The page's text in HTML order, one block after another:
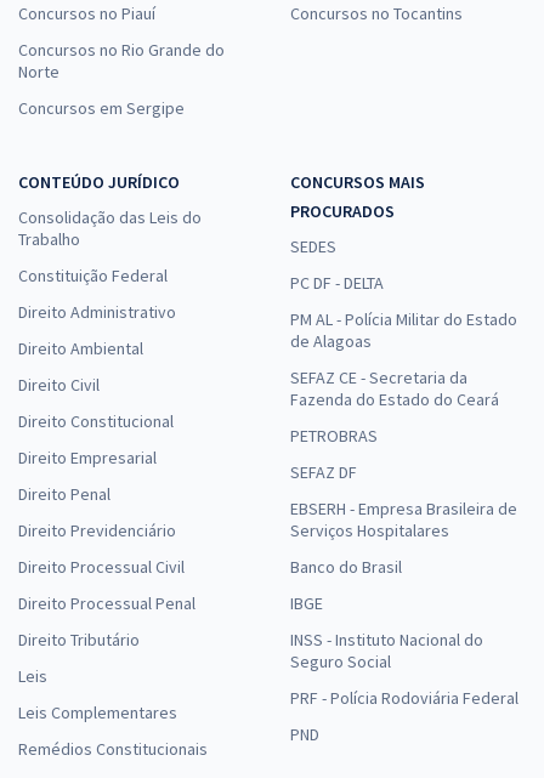
Concursos no Piauí
Concursos no Rio Grande do
Norte
Concursos em Sergipe
Concursos no Tocantins
CONTEÚDO JURÍDICO
Consolidação das Leis do
Trabalho
Constituição Federal
Direito Administrativo
Direito Ambiental
Direito Civil
Direito Constitucional
Direito Empresarial
Direito Penal
Direito Previdenciário
Direito Processual Civil
Direito Processual Penal
Direito Tributário
Leis
Leis Complementares
Remédios Constitucionais
CONCURSOS MAIS
PROCURADOS
SEDES
PC DF - DELTA
PM AL - Polícia Militar do Estado
de Alagoas
SEFAZ CE - Secretaria da
Fazenda do Estado do Ceará
PETROBRAS
SEFAZ DF
EBSERH - Empresa Brasileira de
Serviços Hospitalares
Banco do Brasil
IBGE
INSS - Instituto Nacional do
Seguro Social
PRF - Polícia Rodoviária Federal
PND